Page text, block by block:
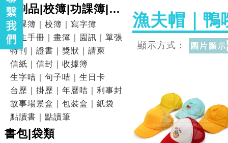
印刷品|校簿|功課簿|畫
簿功課簿｜校簿｜寫字簿
學生手冊｜畫簿｜園訊｜單張
特刊｜證書｜獎狀｜請柬
信紙｜信封｜收據簿
生字咭｜句子咭｜生日卡
台歷｜掛歷｜年曆咭｜利事封
故事場景盒｜包裝盒｜紙袋
點讀書｜點讀筆
書包|袋類
漁夫帽｜鴨
顯示方式：